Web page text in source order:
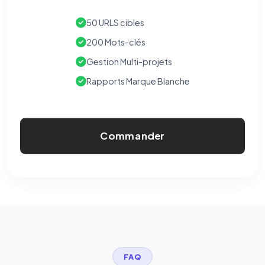
50 URLS cibles
200 Mots-clés
Gestion Multi-projets
Rapports Marque Blanche
Commander
FAQ